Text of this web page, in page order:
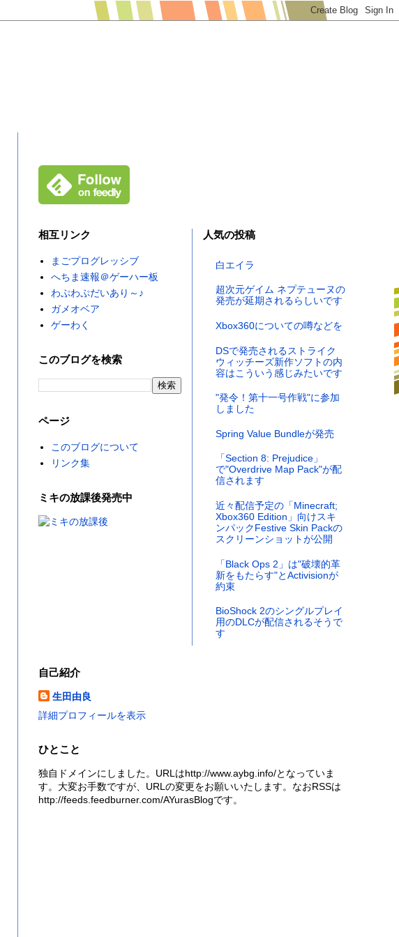
相互リンク
まごプログレッシブ
へちま速報＠ゲーハー板
わぷわぷだいあり～♪
ガメオベア
ゲーわく
このブログを検索
ページ
このブログについて
リンク集
ミキの放課後発売中
人気の投稿
白エイラ
超次元ゲイム ネプテューヌの
発売が延期されるらしいです
Xbox360についての噂などを
DSで発売されるストライク
ウィッチーズ新作ソフトの内
容はこういう感じみたいです
"発令！第十一号作戦"に参加
しました
Spring Value Bundleが発売
「Section 8: Prejudice」
で"Overdrive Map Pack"が配
信されます
近々配信予定の「Minecraft;
Xbox360 Edition」向けスキ
ンパックFestive Skin Packの
スクリーンショットが公開
「Black Ops 2」は"破壊的革
新をもたらす"とActivisionが
約束
BioShock 2のシングルプレイ
用のDLCが配信されるそうで
す
自己紹介
生田由良
詳細プロフィールを表示
ひとこと
独自ドメインにしました。URLはhttp://www.aybg.info/となっていま
す。大変お手数ですが、URLの変更をお願いいたします。なおRSSは
http://feeds.feedburner.com/AYurasBlogです。